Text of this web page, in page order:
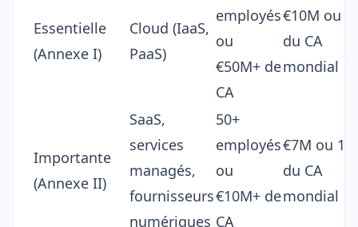
Essentielle
(Annexe I)
Cloud (IaaS,
PaaS)
employés
ou
€50M+ de
CA
€10M ou
du CA
mondial
Importante
(Annexe II)
SaaS,
services
managés,
fournisseurs
numériques
50+
employés
ou
€10M+ de
CA
€7M ou
du CA
mondial